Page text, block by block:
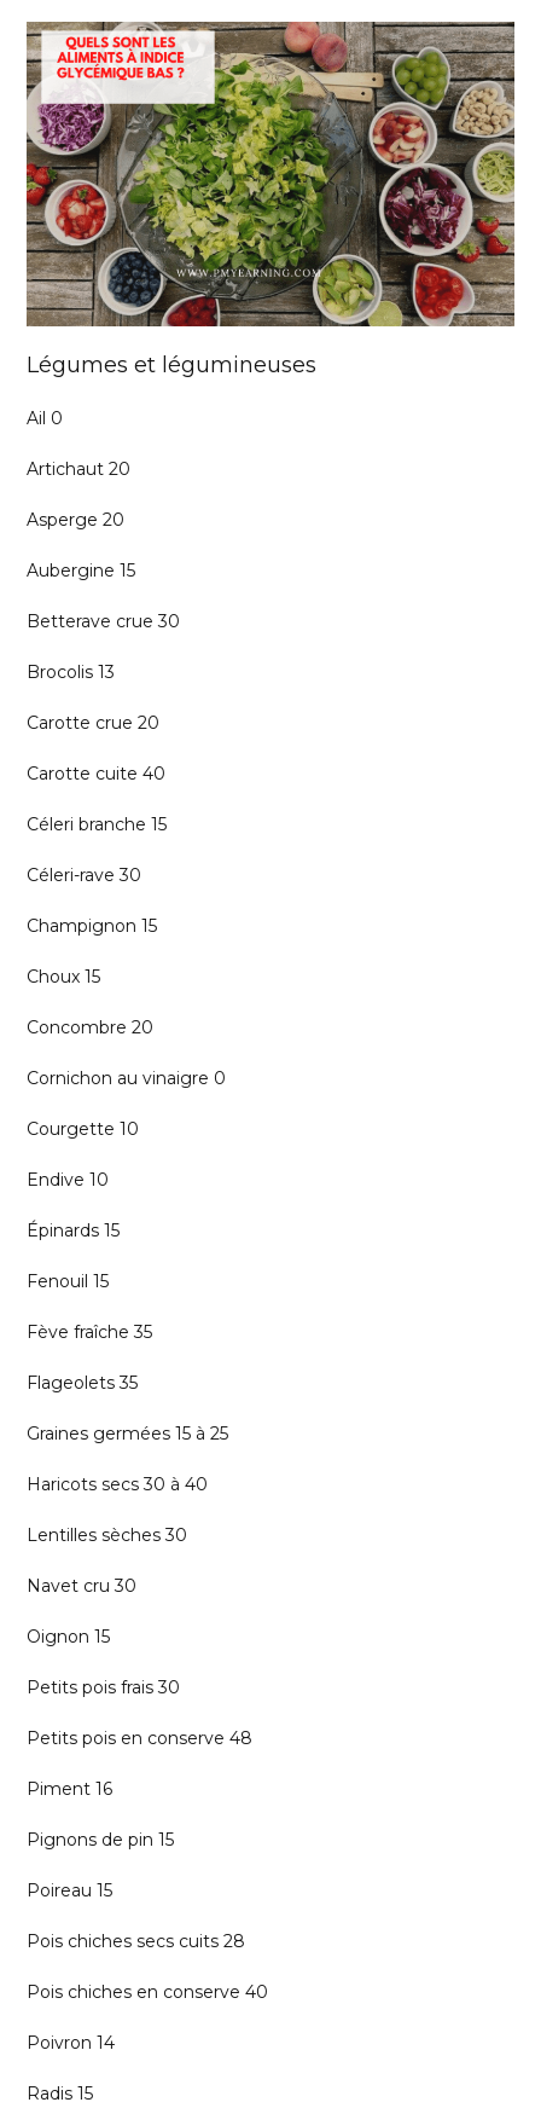
Légumes et légumineuses
Ail 0
Artichaut 20
Asperge 20
Aubergine 15
Betterave crue 30
Brocolis 13
Carotte crue 20
Carotte cuite 40
Céleri branche 15
Céleri-rave 30
Champignon 15
Choux 15
Concombre 20
Cornichon au vinaigre 0
Courgette 10
Endive 10
Épinards 15
Fenouil 15
Fève fraîche 35
Flageolets 35
Graines germées 15 à 25
Haricots secs 30 à 40
Lentilles sèches 30
Navet cru 30
Oignon 15
Petits pois frais 30
Petits pois en conserve 48
Piment 16
Pignons de pin 15
Poireau 15
Pois chiches secs cuits 28
Pois chiches en conserve 40
Poivron 14
Radis 15